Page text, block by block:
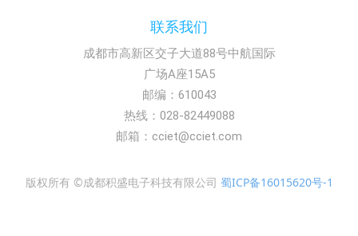
联系我们
成都市高新区交子大道88号中航国际
广场A座15A5
邮编：610043
热线：028-82449088
邮箱：cciet@cciet.com
版权所有 ©成都积盛电子科技有限公司 蜀ICP备16015620号-1